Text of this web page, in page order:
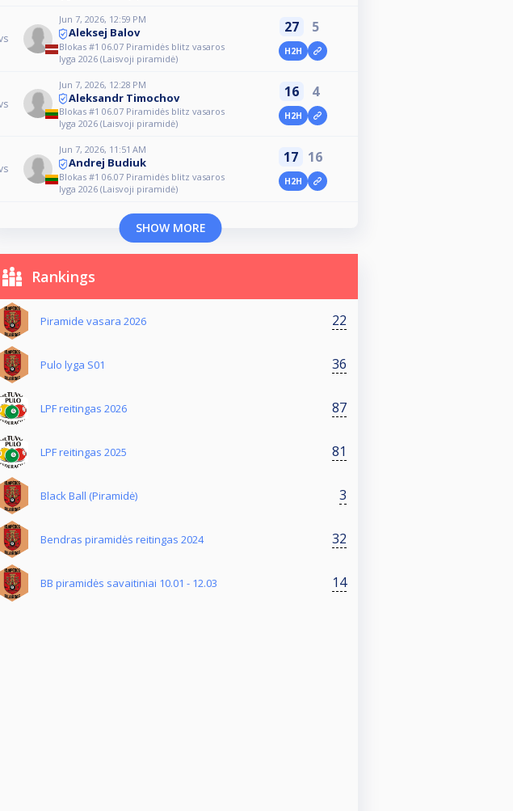
Jun 7, 2026, 12:59 PM
Aleksej Balov
Blokas #1 06.07 Piramidės blitz vasaros
lyga 2026 (Laisvoji piramidė)
27 5
H2H
Jun 7, 2026, 12:28 PM
Aleksandr Timochov
Blokas #1 06.07 Piramidės blitz vasaros
lyga 2026 (Laisvoji piramidė)
16 4
H2H
Jun 7, 2026, 11:51 AM
Andrej Budiuk
Blokas #1 06.07 Piramidės blitz vasaros
lyga 2026 (Laisvoji piramidė)
17 16
H2H
SHOW MORE
Rankings
Piramide vasara 2026 22
Pulo lyga S01 36
LPF reitingas 2026 87
LPF reitingas 2025 81
Black Ball (Piramidė) 3
Bendras piramidės reitingas 2024 32
BB piramidės savaitiniai 10.01 - 12.03 14